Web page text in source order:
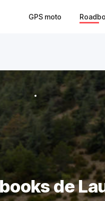
GPS moto
de